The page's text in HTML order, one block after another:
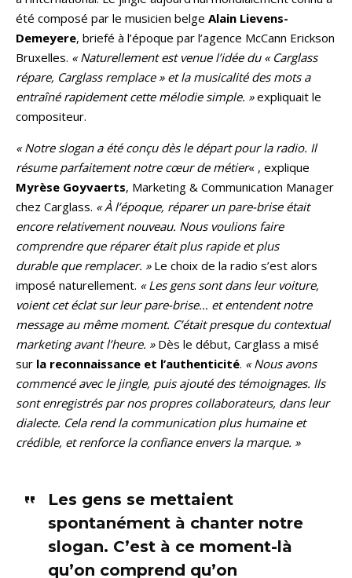
été composé par le musicien belge Alain Lievens-
Demeyere, briefé à l’époque par l’agence McCann Erickson
Bruxelles. « Naturellement est venue l’idée du « Carglass
répare, Carglass remplace » et la musicalité des mots a
entraîné rapidement cette mélodie simple. »expliquait le
compositeur.
« Notre slogan a été conçu dès le départ pour la radio. Il
résume parfaitement notre cœur de métier« , explique
Myrèse Goyvaerts, Marketing & Communication Manager
chez Carglass. « À l’époque, réparer un pare-brise était
encore relativement nouveau. Nous voulions faire
comprendre que réparer était plus rapide et plus
durable que remplacer. »Le choix de la radio s’est alors
imposé naturellement. « Les gens sont dans leur voiture,
voient cet éclat sur leur pare-brise… et entendent notre
message au même moment. C’était presque du contextual
marketing avant l’heure. »Dès le début, Carglass a misé
sur la reconnaissance et l’authenticité. « Nous avons
commencé avec le jingle, puis ajouté des témoignages. Ils
sont enregistrés par nos propres collaborateurs, dans leur
dialecte. Cela rend la communication plus humaine et
crédible, et renforce la confiance envers la marque. »
Les gens se mettaient
spontanément à chanter notre
slogan. C’est à ce moment-là
qu’on comprend qu’on